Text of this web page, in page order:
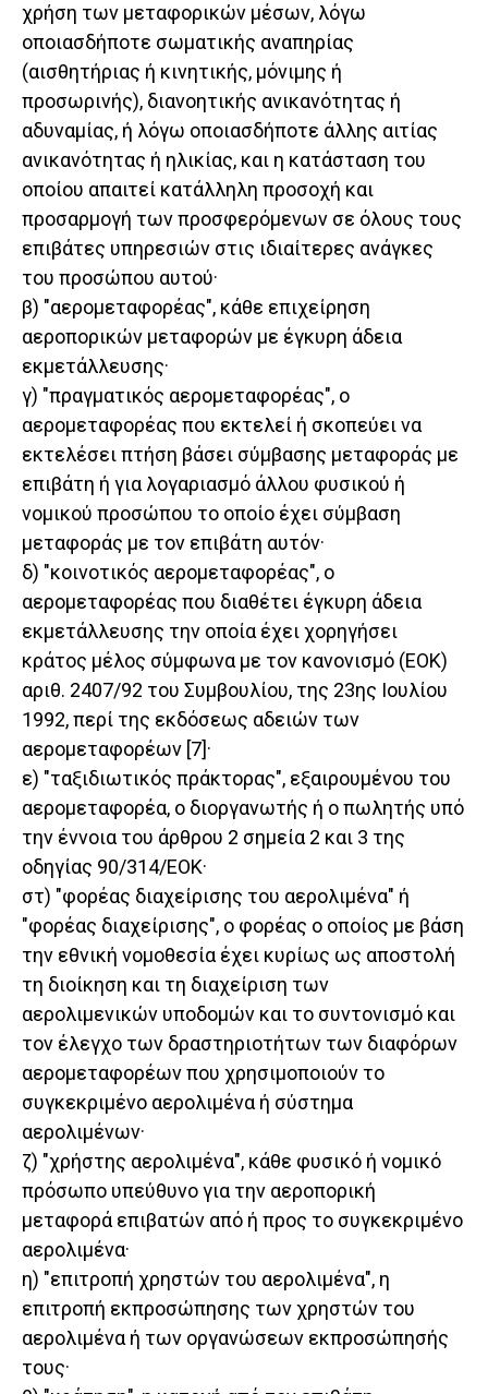
χρήση των μεταφορικών μέσων, λόγω
οποιασδήποτε σωματικής αναπηρίας
(αισθητήριας ή κινητικής, μόνιμης ή
προσωρινής), διανοητικής ανικανότητας ή
αδυναμίας, ή λόγω οποιασδήποτε άλλης αιτίας
ανικανότητας ή ηλικίας, και η κατάσταση του
οποίου απαιτεί κατάλληλη προσοχή και
προσαρμογή των προσφερόμενων σε όλους τους
επιβάτες υπηρεσιών στις ιδιαίτερες ανάγκες
του προσώπου αυτού·
β) "αερομεταφορέας", κάθε επιχείρηση
αεροπορικών μεταφορών με έγκυρη άδεια
εκμετάλλευσης·
γ) "πραγματικός αερομεταφορέας", ο
αερομεταφορέας που εκτελεί ή σκοπεύει να
εκτελέσει πτήση βάσει σύμβασης μεταφοράς με
επιβάτη ή για λογαριασμό άλλου φυσικού ή
νομικού προσώπου το οποίο έχει σύμβαση
μεταφοράς με τον επιβάτη αυτόν·
δ) "κοινοτικός αερομεταφορέας", ο
αερομεταφορέας που διαθέτει έγκυρη άδεια
εκμετάλλευσης την οποία έχει χορηγήσει
κράτος μέλος σύμφωνα με τον κανονισμό (EΟΚ)
αριθ. 2407/92 του Συμβουλίου, της 23ης Ιουλίου
1992, περί της εκδόσεως αδειών των
αερομεταφορέων [7]·
ε) "ταξιδιωτικός πράκτορας", εξαιρουμένου του
αερομεταφορέα, ο διοργανωτής ή ο πωλητής υπό
την έννοια του άρθρου 2 σημεία 2 και 3 της
οδηγίας 90/314/EΟΚ·
στ) "φορέας διαχείρισης του αερολιμένα" ή
"φορέας διαχείρισης", ο φορέας ο οποίος με βάση
την εθνική νομοθεσία έχει κυρίως ως αποστολή
τη διοίκηση και τη διαχείριση των
αερολιμενικών υποδομών και το συντονισμό και
τον έλεγχο των δραστηριοτήτων των διαφόρων
αερομεταφορέων που χρησιμοποιούν το
συγκεκριμένο αερολιμένα ή σύστημα
αερολιμένων·
ζ) "χρήστης αερολιμένα", κάθε φυσικό ή νομικό
πρόσωπο υπεύθυνο για την αεροπορική
μεταφορά επιβατών από ή προς το συγκεκριμένο
αερολιμένα·
η) "επιτροπή χρηστών του αερολιμένα", η
επιτροπή εκπροσώπησης των χρηστών του
αερολιμένα ή των οργανώσεων εκπροσώπησής
τους·